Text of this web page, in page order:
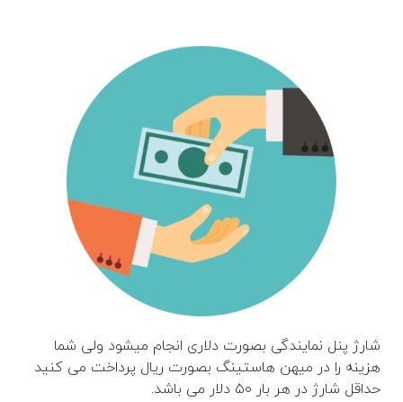
شارژ پنل نمایندگی بصورت دلاری انجام میشود ولی شما
هزینه را در میهن هاستینگ بصورت ریال پرداخت می کنید
حداقل شارژ در هر بار ۵۰ دلار می باشد.